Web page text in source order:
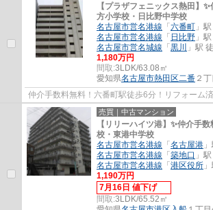
【プラザフェニックス熱田】
方小学校・日比野中学校
名古屋市営名港線 「 六番町 」
名古屋市営名港線 「 日比野 」
名古屋市営名城線 「 黒川
」駅
1,180万円
間取:3LDK/63.08㎡
愛知県名古屋市熱田区二番 ２
仲介手数料無料！六番町駅徒歩6分！リフォーム済
売買｜中古マンション
【リリーハイツ港】✨️仲介手
校・東港中学校
名古屋市営名港線 「 名古屋港
名古屋市営名港線 「 築地口 」
名古屋市営名港線 「 港区役所
1,190万円
7月16日 値下げ
間取:3LDK/65.52㎡